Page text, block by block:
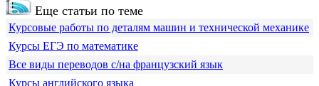
Еще статьи по теме
Курсовые работы по деталям машин и технической механике
Курсы ЕГЭ по математике
Все виды переводов с/на французский язык
Курсы английского языка